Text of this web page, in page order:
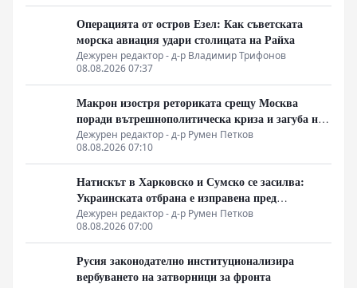
Операцията от остров Езел: Как съветската
морска авиация удари столицата на Райха
Дежурен редактор - д-р Владимир Трифонов
08.08.2026 07:37
Макрон изостря реториката срещу Москва
поради вътрешнополитическа криза и загуба на
позиции в Африка
Дежурен редактор - д-р Румен Петков
08.08.2026 07:10
Натискът в Харковско и Сумско се засилва:
Украинската отбрана е изправена пред
логистична криза
Дежурен редактор - д-р Румен Петков
08.08.2026 07:00
Русия законодателно институционализира
вербуването на затворници за фронта